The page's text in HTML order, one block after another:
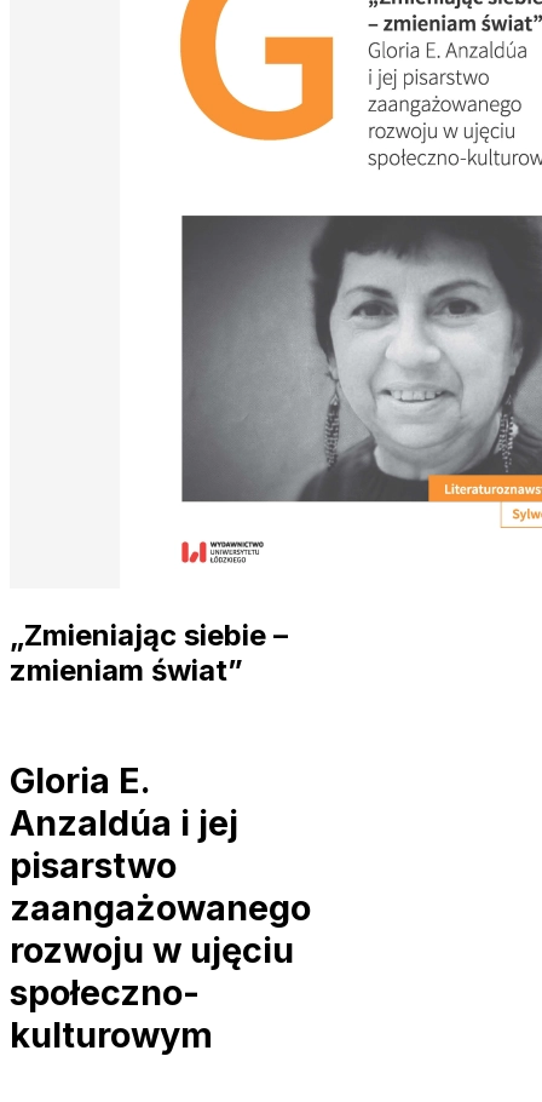
„Zmieniając siebie –
zmieniam świat”
Gloria E.
Anzaldúa i jej
pisarstwo
zaangażowanego
rozwoju w ujęciu
społeczno-
kulturowym